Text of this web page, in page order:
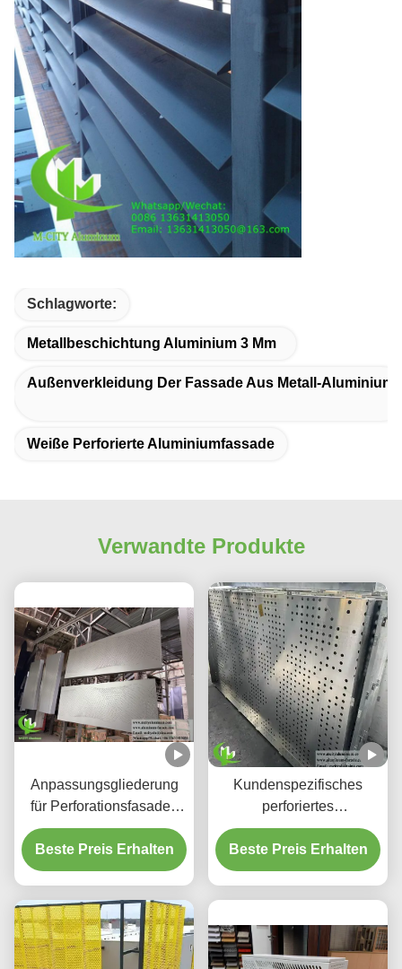
Schlagworte:
Metallbeschichtung Aluminium 3 Mm
Außenverkleidung Der Fassade Aus Metall-Aluminium
Weiße Perforierte Aluminiumfassade
Verwandte Produkte
Anpassungsgliederung
für Perforationsfasaden
aus Aluminium und
Bildschirmplatten
Beste Preis Erhalten
Kundenspezifisches
perforiertes
hinterleuchtetes
Aluminium-
Deckensystem mit
Laser-geschnittenen
Mustern
Beste Preis Erhalten